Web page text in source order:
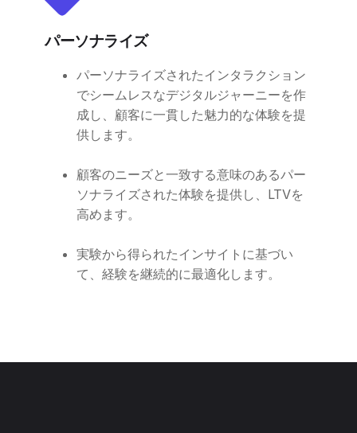
パーソナライズ
パーソナライズされたインタラクション
でシームレスなデジタルジャーニーを作
成し、顧客に一貫した魅力的な体験を提
供します。
顧客のニーズと一致する意味のあるパー
ソナライズされた体験を提供し、LTVを
高めます。
実験から得られたインサイトに基づい
て、経験を継続的に最適化します。